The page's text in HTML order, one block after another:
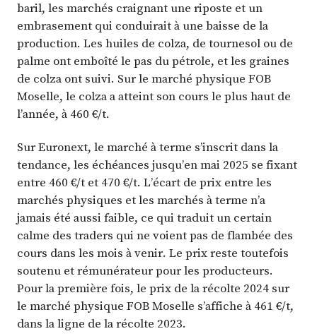
baril, les marchés craignant une riposte et un
embrasement qui conduirait à une baisse de la
production. Les huiles de colza, de tournesol ou de
palme ont emboîté le pas du pétrole, et les graines
de colza ont suivi. Sur le marché physique FOB
Moselle, le colza a atteint son cours le plus haut de
l’année, à 460 €/t.
Sur Euronext, le marché à terme s’inscrit dans la
tendance, les échéances jusqu’en mai 2025 se fixant
entre 460 €/t et 470 €/t. L’écart de prix entre les
marchés physiques et les marchés à terme n’a
jamais été aussi faible, ce qui traduit un certain
calme des traders qui ne voient pas de flambée des
cours dans les mois à venir. Le prix reste toutefois
soutenu et rémunérateur pour les producteurs.
Pour la première fois, le prix de la récolte 2024 sur
le marché physique FOB Moselle s’affiche à 461 €/t,
dans la ligne de la récolte 2023.